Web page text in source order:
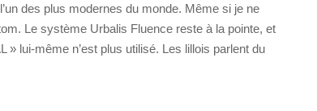
des plus modernes du monde. Même si je ne
Le système Urbalis Fluence reste à la pointe, et
» lui-même n’est plus utilisé. Les lillois parlent du